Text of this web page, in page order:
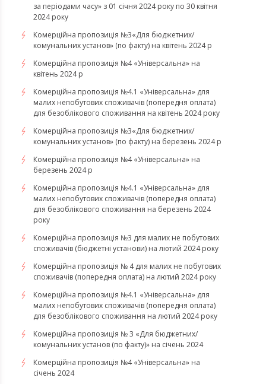
за періодами часу» з 01 січня 2024 року по 30 квітня
2024 року
Комерційна пропозиція №3«Для бюджетних/
комунальних установ» (по факту) на квітень 2024 р
Комерційна пропозиція №4 «Універсальна» на
квітень 2024 р
Комерційна пропозиція №4.1 «Універсальна» для
малих непобутових споживачів (попередня оплата)
для безоблікового споживання на квітень 2024 року
Комерційна пропозиція №3«Для бюджетних/
комунальних установ» (по факту) на березень 2024 р
Комерційна пропозиція №4 «Універсальна» на
березень 2024 р
Комерційна пропозиція №4.1 «Універсальна» для
малих непобутових споживачів (попередня оплата)
для безоблікового споживання на березень 2024
року
Комерційна пропозиція №3 для малих не побутових
споживачів (бюджетні установи) на лютий 2024 року
Комерційна пропозиція № 4 для малих не побутових
споживачів (попередня оплата) на лютий 2024 року
Комерційна пропозиція №4.1 «Універсальна» для
малих непобутових споживачів (попередня оплата)
для безоблікового споживання на лютий 2024 року
Комерційна пропозиція № 3 «Для бюджетних/
комунальних установ (по факту)» на січень 2024
Комерційна пропозиція №4 «Універсальна» на
січень 2024